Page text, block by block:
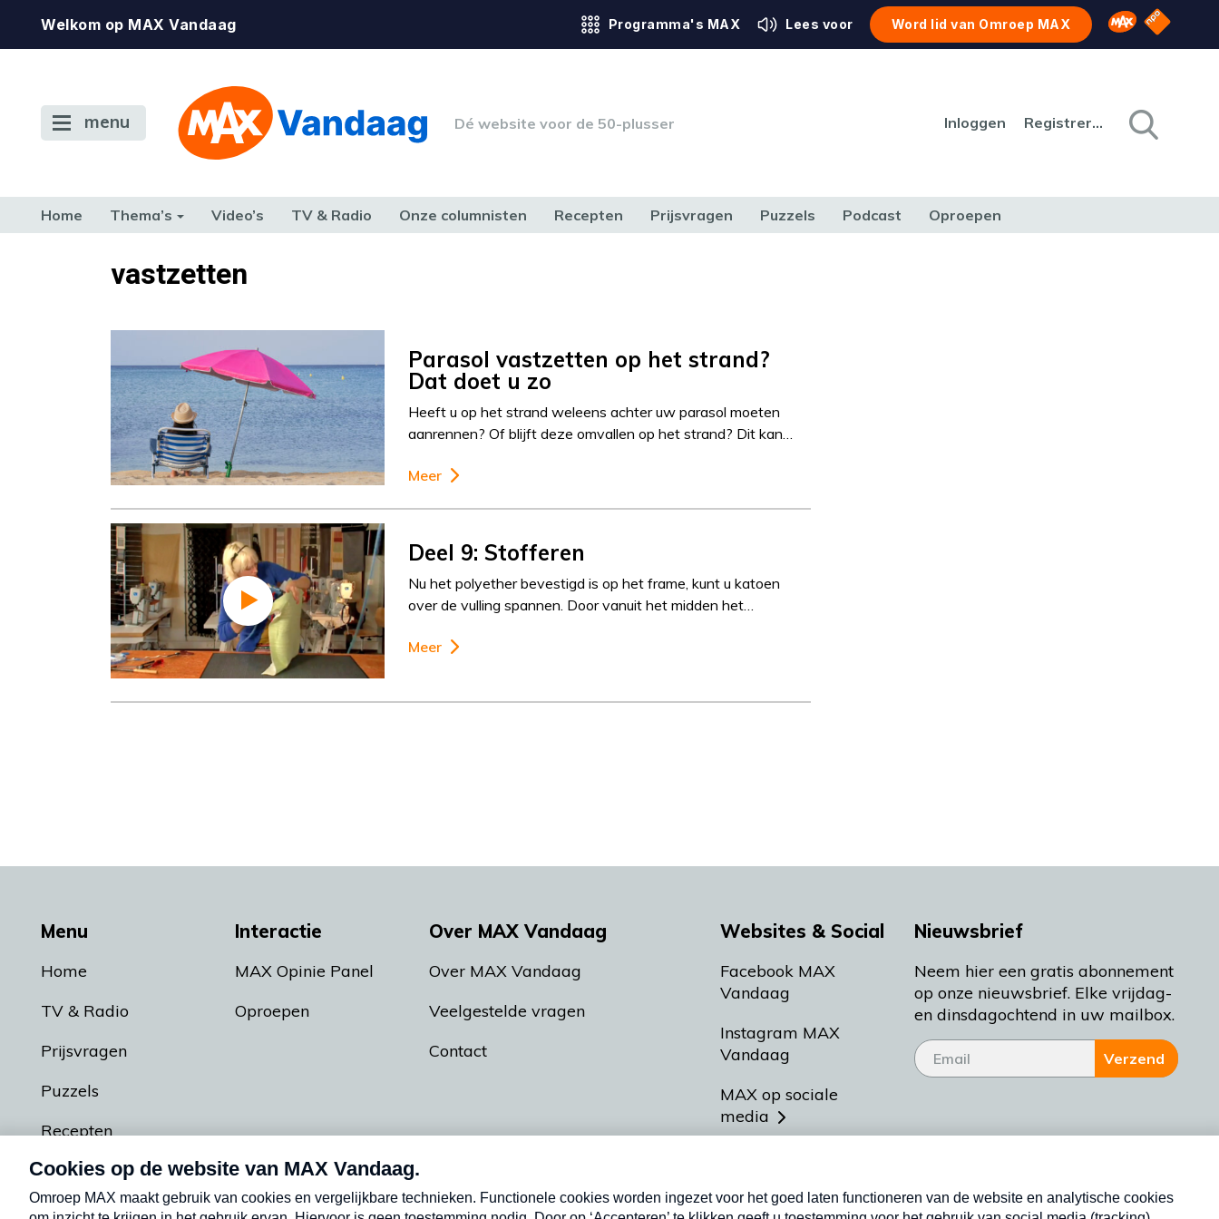
Welkom op MAX Vandaag Programma's MAX Lees voor Word lid van Omroep MAX Omroep MAX
NPO
menu Dé website voor de 50-plusser Inloggen Registreren
Home Thema’s Video’s TV & Radio Onze columnisten Recepten Prijsvragen Puzzels Podcast Oproepen
TERUG NAAR TOENvastzetten
Parasol vastzetten op het strand?
Dat doet u zo
Heeft u op het strand weleens achter uw parasol moeten
aanrennen? Of blijft deze omvallen op het strand? Dit kan…
Meer
Deel 9: Stofferen
Nu het polyether bevestigd is op het frame, kunt u katoen
over de vulling spannen. Door vanuit het midden het…
Meer
Menu
Home
TV & Radio
Prijsvragen
Puzzels
Recepten
Podcasts
Interactie
MAX Opinie Panel
Oproepen
Over MAX Vandaag
Over MAX Vandaag
Veelgestelde vragen
Contact
Websites & Social
Facebook MAX
Vandaag
Instagram MAX
Vandaag
MAX op sociale
media
Meldpunt Actueel
Nieuwsbrief
Neem hier een gratis abonnement
op onze nieuwsbrief. Elke vrijdag-
en dinsdagochtend in uw mailbox.
Verzend
Nieuwsbrief